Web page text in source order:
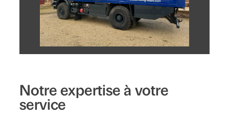
Notre expertise à votre
service